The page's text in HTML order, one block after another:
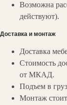
Возможна
действуют).
Доставка и монтаж
Доставка
Стоимость
от МКАД.
Подъем в
Монтаж
Шоу-рум: с 10.00
Люблинская ул.,
Ежедневно с 09:00
zakaz@valedo.ru